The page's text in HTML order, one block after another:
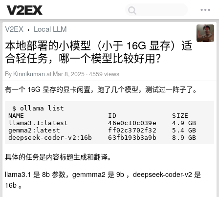
V2EX › Local LLM
本地部署的小模型（小于 16G 显存）适
合轻任务，哪一个模型比较好用？
By Kinnikuman at Mar 8, 2025 · 4559 views
有一个 16G 显存的显卡闲置，跑了几个模型，测试过一阵子了。
NAME                     ID              SIZE
llama3.1:latest          46e0c10c039e    4.9 GB
gemma2:latest            ff02c3702f32    5.4 GB
具体的任务是内容标题生成和翻译。
llama3.1 是 8b 参数，gemmma2 是 9b ，deepseek-coder-v2 是
16b 。